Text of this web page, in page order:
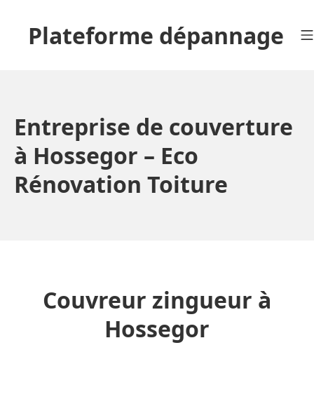
contenuPlateforme dépannage
Entreprise de couverture
à Hossegor – Eco
Rénovation Toiture
Couvreur zingueur à
Hossegor